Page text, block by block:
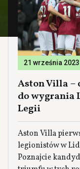
21 września 2023
Aston Villa –
do wygrania
Legii
Aston Villa
legionistów w
Poznajcie